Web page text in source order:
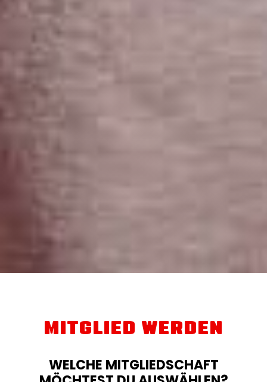
MITGLIED WERDEN
WELCHE MITGLIEDSCHAFT